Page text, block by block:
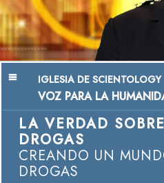
IGLESIA DE SCIENTOLOGY
VOZ PARA LA
LA VERDAD
DROGAS
CREANDO UN
DROGAS